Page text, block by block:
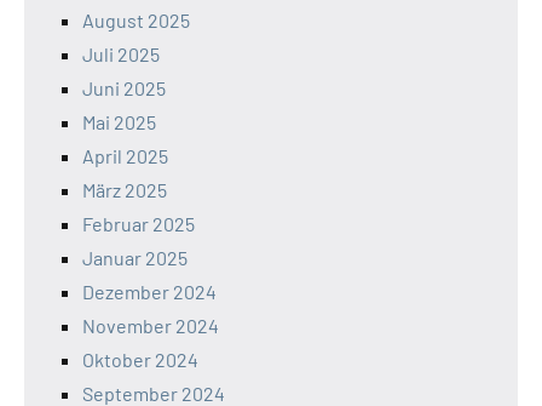
August 2025
Juli 2025
Juni 2025
Mai 2025
April 2025
März 2025
Februar 2025
Januar 2025
Dezember 2024
November 2024
Oktober 2024
September 2024